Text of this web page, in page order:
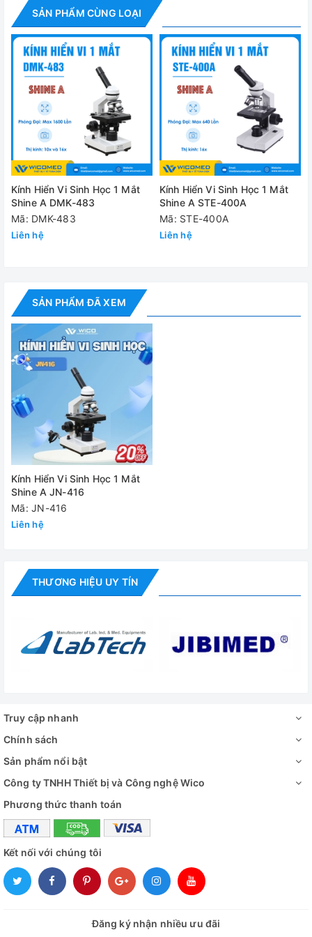
Điện áp 220V/
Cung cấp bao gồm:
Kính hiển vi 1 mắt JN-416
✅ Thị kính 10x: 01 chiếc
✅ Thị kính 16x: 01 chiếc
✅ Vật kính: 4 chiếc (4x, 10x, 40x, 100x)
✅ Túi phủ che bụi
Video - Hình ảnh
Kính hiển vi sinh học 1 mắt JN-416 | Hàng có sẵn tại
Wicomed
Chi tiết sản phẩm Kính hiển vi sinh học 1 mắt JN-416
SẢN PHẨM CÙNG LOẠI
Kính Hiển Vi Sinh Học 1 Mắt
Shine A DMK-483
Mã: DMK-483
Liên hệ
Kính Hiển Vi Sinh Học 1 Mắt
Shine A STE-400A
Mã: STE-400A
Liên hệ
SẢN PHẨM ĐÃ XEM
Kính Hiển Vi Sinh Học 1 Mắt
Shine A JN-416
Mã: JN-416
Liên hệ
THƯƠNG HIỆU UY TÍN
Truy cập nhanh
Chính sách
Sản phẩm nổi bật
Công ty TNHH Thiết bị và Công nghệ Wico
Phương thức thanh toán
Kết nối với chúng tôi
Đăng ký nhận nhiều ưu đãi